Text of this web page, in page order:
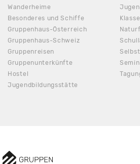
Wanderheime
Besonderes und Schiffe
Gruppenhaus-Österreich
Gruppenhaus-Schweiz
Gruppenreisen
Gruppenunterkünfte
Hostel
Jugendbildungsstätte